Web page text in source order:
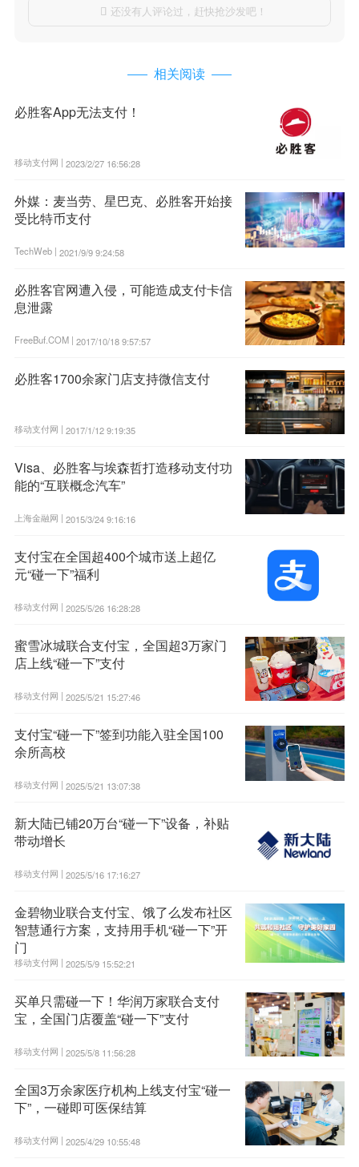
 还没有人评论过，赶快抢沙发吧！
相关阅读
必胜客App无法支付！
移动支付网 | 2023/2/27 16:56:28
外媒：麦当劳、星巴克、必胜客开始接
受比特币支付
TechWeb | 2021/9/9 9:24:58
必胜客官网遭入侵，可能造成支付卡信
息泄露
FreeBuf.COM | 2017/10/18 9:57:57
必胜客1700余家门店支持微信支付
移动支付网 | 2017/1/12 9:19:35
Visa、必胜客与埃森哲打造移动支付功
能的“互联概念汽车”
上海金融网 | 2015/3/24 9:16:16
支付宝在全国超400个城市送上超亿
元“碰一下”福利
移动支付网 | 2025/5/26 16:28:28
蜜雪冰城联合支付宝，全国超3万家门
店上线“碰一下”支付
移动支付网 | 2025/5/21 15:27:46
支付宝“碰一下”签到功能入驻全国100
余所高校
移动支付网 | 2025/5/21 13:07:38
新大陆已铺20万台“碰一下”设备，补贴
带动增长
移动支付网 | 2025/5/16 17:16:27
金碧物业联合支付宝、饿了么发布社区
智慧通行方案，支持用手机“碰一下”开
门
移动支付网 | 2025/5/9 15:52:21
买单只需碰一下！华润万家联合支付
宝，全国门店覆盖“碰一下”支付
移动支付网 | 2025/5/8 11:56:28
全国3万余家医疗机构上线支付宝“碰一
下”，一碰即可医保结算
移动支付网 | 2025/4/29 10:55:48